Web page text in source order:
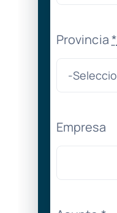
Provincia*
Empresa